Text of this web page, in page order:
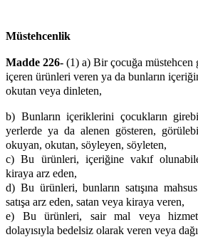
Müstehcenlik
Madde 226- (1) a) Bir çocuğa müstehcen
içeren ürünleri veren ya da bunların
okutan veya dinleten,
b) Bunların içeriklerini çocukların
yerlerde ya da alenen gösteren,
okuyan, okutan, söyleyen, söyleten,
c) Bu ürünleri, içeriğine vakıf
kiraya arz eden,
d) Bu ürünleri, bunların satışına
satışa arz eden, satan veya kiraya veren,
e) Bu ürünleri, sair mal veya hizmet
dolayısıyla bedelsiz olarak veren veya